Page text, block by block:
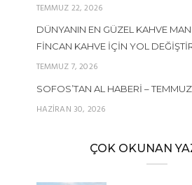
TEMMUZ 22, 2026
DÜNYANIN EN GÜZEL KAHVE
FINCAN KAHVE İÇIN YOL
TEMMUZ 7, 2026
SOFOS’TAN AL HABERI – TEMMUZ
HAZIRAN 30, 2026
ÇOK OKUNAN